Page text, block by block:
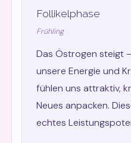
Follikelphase
Frühling
Das Östrogen steigt
unsere Energie und
fühlen uns attraktiv,
Neues anpacken.
echtes